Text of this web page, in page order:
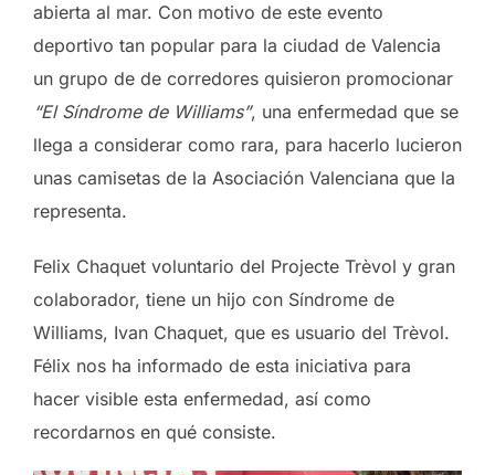
abierta al mar. Con motivo de este evento
deportivo tan popular para la ciudad de Valencia
un grupo de de corredores quisieron promocionar
“El Síndrome de Williams”, una enfermedad que se
llega a considerar como rara, para hacerlo lucieron
unas camisetas de la Asociación Valenciana que la
representa.
Felix Chaquet voluntario del Projecte Trèvol y gran
colaborador, tiene un hijo con Síndrome de
Williams, Ivan Chaquet, que es usuario del Trèvol.
Félix nos ha informado de esta iniciativa para
hacer visible esta enfermedad, así como
recordarnos en qué consiste.